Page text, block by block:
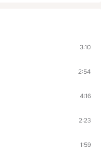
3:10
2:54
4:16
2:23
1:59